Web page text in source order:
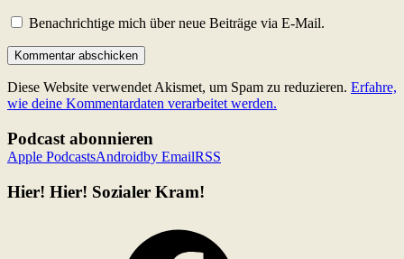
Benachrichtige mich über neue Beiträge via E-Mail.
Diese Website verwendet Akismet, um Spam zu reduzieren. Erfahre,
wie deine Kommentardaten verarbeitet werden.
Podcast abonnieren
Apple PodcastsAndroidby EmailRSS
Hier! Hier! Sozialer Kram!